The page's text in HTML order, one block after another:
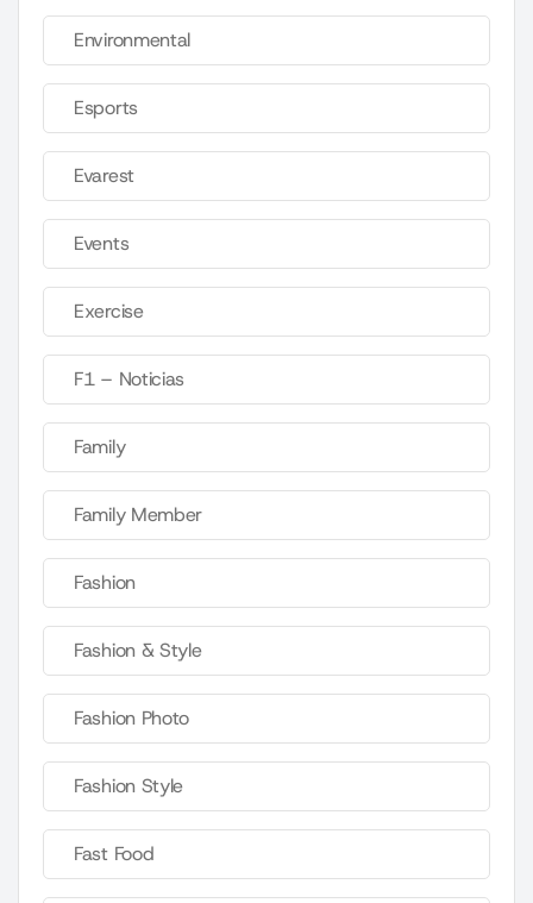
Environmental
Esports
Evarest
Events
Exercise
F1 – Noticias
Family
Family Member
Fashion
Fashion & Style
Fashion Photo
Fashion Style
Fast Food